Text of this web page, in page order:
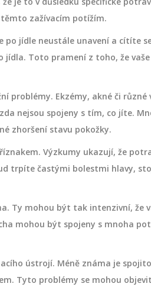
zažívacím potížím.
po jídle neustále unavení a cítíte
jídla. Toto pramení z toho, že
problémy. Ekzémy, akné či různé
nejsou spojeny s tím, co jíte.
zhoršení stavu pokožky.
Výzkumy ukazují, že
trpíte častými bolestmi hlavy,
Ty mohou být tak intenzivní, že
mohou být spojeny s mnoha
ústrojí. Méně známa je
Tyto problémy se mohou